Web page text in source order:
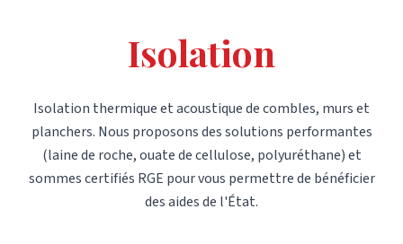
Isolation
Isolation thermique et acoustique de combles, murs et
planchers. Nous proposons des solutions performantes
(laine de roche, ouate de cellulose, polyuréthane) et
sommes certifiés RGE pour vous permettre de bénéficier
des aides de l'État.